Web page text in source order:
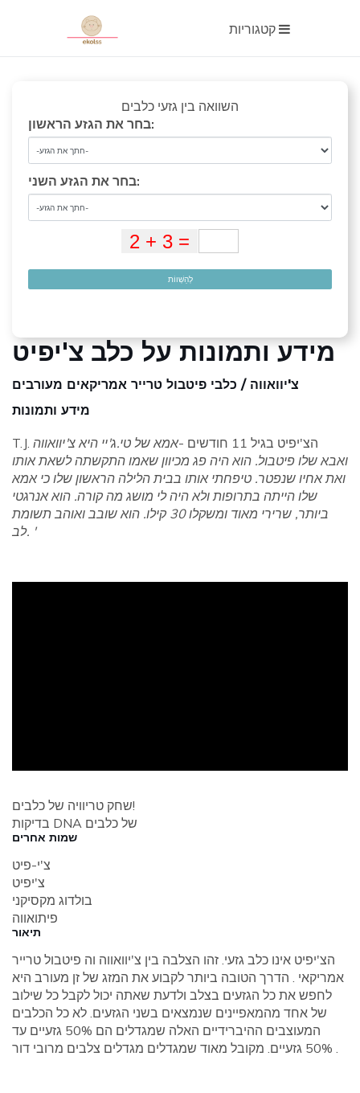
קטגוריות
השוואה בין גזעי כלבים
בחר את הגזע הראשון:
בחר את הגזע השני:
לְהַשְׁווֹת
מידע ותמונות על כלב צ'יפיט
צ'יוואווה / כלבי פיטבול טרייר אמריקאים מעורבים
מידע ותמונות
T.J. הצ'יפיט בגיל 11 חודשים -
אמא של טי.ג'יי היא צ'יוואווה
ואבא שלו פיטבול. הוא היה פג מכיוון שאמו התקשתה לשאת אותו
ואת אחיו שנפטר. טיפחתי אותו בבית הלילה הראשון שלו כי אמא
שלו הייתה בתרופות ולא היה לי מושג מה קורה. הוא אנרגטי
ביותר, שרירי מאוד ומשקלו 30 קילו. הוא שובב ואוהב תשומת
לב. '
שחק טריוויה של כלבים!
בדיקות DNA של כלבים
שמות אחרים
צ'י-פיט
צ'יפיט
בולדוג מקסיקני
פיתואווה
תיאור
הצ'יפיט אינו כלב גזעי. זהו הצלבה בין צ'יוואווה וה פיטבול טרייר
אמריקאי . הדרך הטובה ביותר לקבוע את המזג של זן מעורב היא
לחפש את כל הגזעים בצלב ולדעת שאתה יכול לקבל כל שילוב
של אחד מהמאפיינים שנמצאים בשני הגזעים. לא כל הכלבים
המעוצבים ההיברידיים האלה שמגדלים הם 50% גזעיים עד
50% גזעיים. מקובל מאוד שמגדלים מגדלים צלבים מרובי דור .